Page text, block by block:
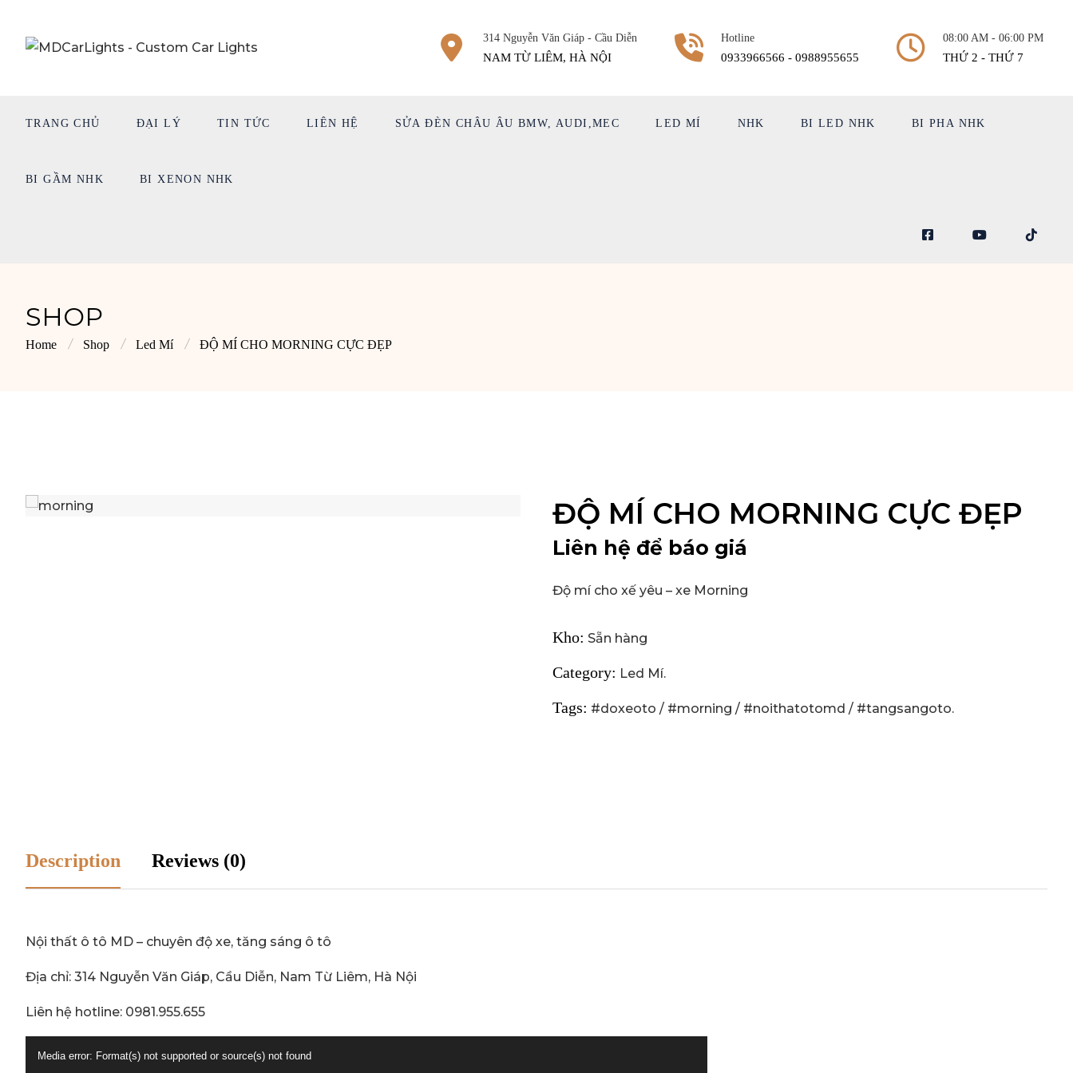
314 Nguyễn Văn Giáp - Cầu Diễn
NAM TỪ LIÊM, HÀ NỘI
Hotline
0933966566 - 0988955655
08:00 AM - 06:00 PM
THỨ 2 - THỨ 7
TRANG CHỦ ĐẠI LÝ TIN TỨC LIÊN HỆ SỬA ĐÈN CHÂU ÂU BMW, AUDI,MEC LED MÍ NHK BI LED NHK BI PHA NHK
BI GẦM NHK BI XENON NHK
SHOP
Home Shop Led Mí ĐỘ MÍ CHO MORNING CỰC ĐẸP
ĐỘ MÍ CHO MORNING CỰC ĐẸP
Liên hệ để báo giá
Độ mí cho xế yêu – xe Morning
Kho: Sẵn hàng
Category: Led Mí.
Tags: #doxeoto / #morning / #noithatotomd / #tangsangoto.
Description Reviews (0)
Nội thất ô tô MD – chuyên độ xe, tăng sáng ô tô
Địa chỉ: 314 Nguyễn Văn Giáp, Cầu Diễn, Nam Từ Liêm, Hà Nội
Liên hệ hotline: 0981.955.655
Media error: Format(s) not supported or source(s) not found